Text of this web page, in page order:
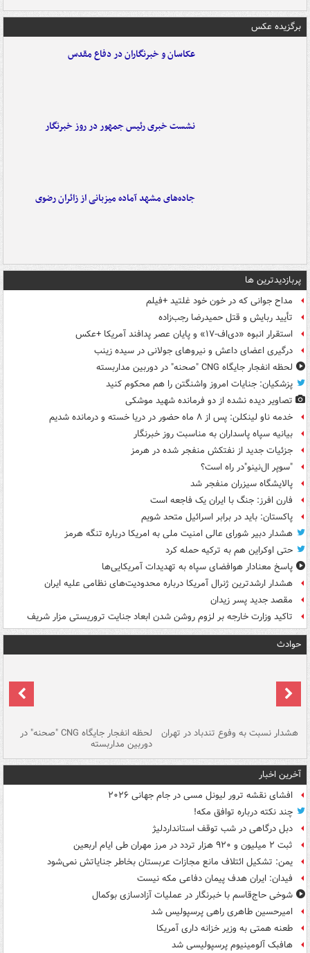
برگزیده عکس
عکاسان و خبرنگاران در دفاع مقدس
نشست خبری رئیس جمهور در روز خبرنگار
جاده‌های مشهد آماده میزبانی از زائران رضوی
پربازدیدترین ها
مداح جوانی که در خون خود غلتید +فیلم
تأیید ربایش و قتل حمیدرضا رجب‌زاده
استقرار انبوه «دی‌اف‑۱۷» و پایان عصر پدافند آمریکا +عکس
درگیری اعضای داعش و نیروهای جولانی در سیده زینب
لحظه انفجار جایگاه CNG "صحنه" در دوربین مداربسته
پزشکیان: جنایات امروز واشنگتن را هم محکوم کنید
تصاویر دیده‌ نشده از دو فرمانده شهید موشکی
خدمه ناو لینکلن: پس از ۸ ماه حضور در دریا خسته و درمانده‌ شدیم
بیانیه سپاه پاسداران به مناسبت روز خبرنگار
جزئیات جدید از نفتکش منفجر شده در هرمز
"سوپر ال‌نینو"در راه است؟
پالایشگاه سیزران منفجر شد
فارن افرز: جنگ با ایران یک فاجعه است
پاکستان: باید در برابر اسرائیل متحد شویم
هشدار دبیر شورای عالی امنیت ملی به امریکا درباره تنگه هرمز
حتی اوکراین هم به ترکیه حمله کرد
پاسخ معنادار هوافضای سپاه به تهدیدات آمریکایی‌ها
هشدار ارشدترین ژنرال آمریکا درباره محدودیت‌های نظامی علیه ایران
مقصد جدید پسر زیدان
تاکید وزارت خارجه بر لزوم روشن شدن ابعاد جنایت تروریستی مزار شریف
حوادث
هشدار نسبت به وفوع تندباد در تهران لحظه انفجار جایگاه CNG "صحنه" در
دوربین مداربسته
آخرین اخبار
افشای نقشه ترور لیونل مسی در جام جهانی ۲۰۲۶
چند نکته درباره توافق مکه!
دبل درگاهی در شب توقف استانداردلیژ
ثبت ۲ میلیون و ۹۲۰ هزار تردد در مرز مهران طی ایام اربعین
یمن: تشکیل ائتلاف مانع مجازات عربستان بخاطر جنایاتش نمی‌شود
فیدان: ایران هدف پیمان دفاعی مکه نیست
شوخی حاج‌قاسم با خبرنگار در عملیات آزادسازی بوکمال
امیرحسین طاهری راهی پرسپولیس شد
طعنه همتی به وزیر خزانه داری آمریکا
هافبک آلومینیوم پرسپولیسی شد